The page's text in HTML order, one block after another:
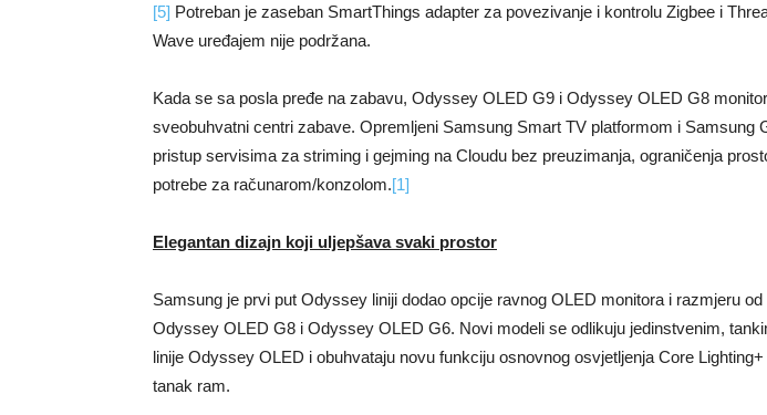
[5] Potreban je zaseban SmartThings adapter za povezivanje i kontrolu Zigbee i
Wave uređajem nije podržana.
Kada se sa posla pređe na zabavu, Odyssey OLED G9 i Odyssey OLED G8
sveobuhvatni centri zabave. Opremljeni Samsung Smart TV platformom i Samsung
pristup servisima za striming i gejming na Cloudu bez preuzimanja, ograničenja
potrebe za računarom/konzolom.[1]
Elegantan dizajn koji uljepšava svaki prostor
Samsung je prvi put Odyssey liniji dodao opcije ravnog OLED monitora i razmjeru
Odyssey OLED G8 i Odyssey OLED G6. Novi modeli se odlikuju jedinstvenim,
linije Odyssey OLED i obuhvataju novu funkciju osnovnog osvjetljenja Core
tanak ram.